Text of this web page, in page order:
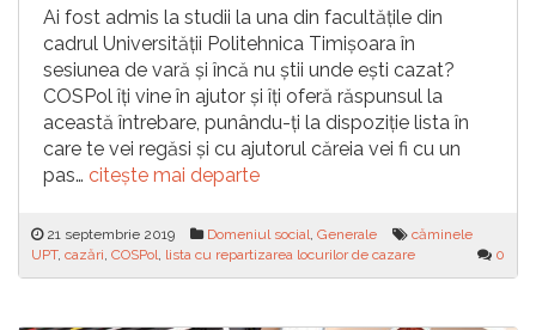
Ai fost admis la studii la una din facultățile din
cadrul Universității Politehnica Timișoara în
sesiunea de vară și încă nu știi unde ești cazat?
COSPol îți vine în ajutor și îți oferă răspunsul la
această întrebare, punându-ți la dispoziție lista în
care te vei regăsi și cu ajutorul căreia vei fi cu un
pas… citește mai departe
21 septembrie 2019 Domeniul social, Generale
căminele
UPT, cazări, COSPol, lista cu repartizarea locurilor de cazare 0